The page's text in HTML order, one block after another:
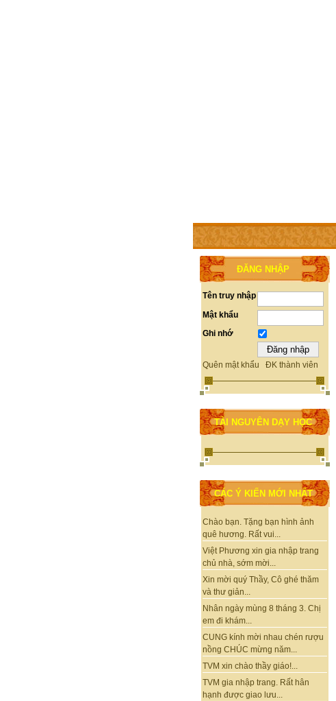
TRANG CHỦ THÀNH VIÊN
ĐĂNG NHẬP
Tên truy nhập
Mật khẩu
Ghi nhớ
Quên mật khẩu ĐK thành viên
TÀI NGUYÊN DẠY HỌC
CÁC Ý KIẾN MỚI NHẤT
Chào bạn. Tặng bạn hình ảnh
quê hương. Rất vui...
Việt Phương xin gia nhập trang
chủ nhà, sớm mời...
Xin mời quý Thầy, Cô ghé thăm
và thư giản...
Nhân ngày mùng 8 tháng 3. Chị
em đi khám...
CUNG kính mời nhau chén rượu
nồng CHÚC mừng năm...
TVM xin chào thầy giáo!...
TVM gia nhập trang. Rất hân
hạnh được giao lưu...